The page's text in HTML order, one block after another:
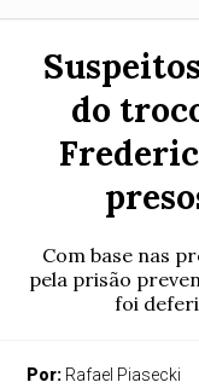
do
Com base nas
pela prisão
foi
Por: Rafael Piasecki